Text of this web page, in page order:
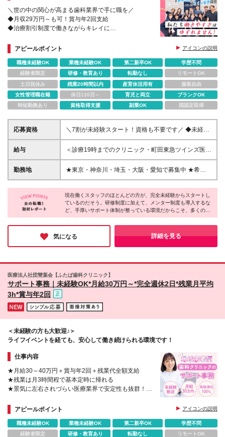
＼世の中の関心が高まる歯科業界で手に職を／
◆月収29万円～も可！賞与年2回支給
◆治療割引制度で働きながらキレイに
◆東京・神奈川・埼玉・大阪・愛知募集／駅チカ医院
多数♪
アピールポイント アイコンの説明
職種未経験OK 業種未経験OK 第二新卒OK
学歴不問
経験者限定
研修・教育あり 転勤なし
リモートOK
土日祝休み
残業20時間以内 産育休活用有
服装自由
女性管理職在籍
休日120日～ 育児と両立
ブランクOK
時短勤務あり
資格取得支援 副業OK 国認定取得
応募資格
＼7割が未経験スタート！資格も不要です／ ◆未経
験・ブランク・第二新卒歓迎！ ◆基本的なPC操作が
できる方（簡単な操作ができればOKです！） ◆学歴
心」と好評！ 経験者・ブランク明けの方ももちろん
大歓迎です◎ ＊＊契約期間について＊＊ ・契約更
契約期間であっても給与は同額、 各種保険にも加入
可能ですのでご安心ください。
給与
＜診療19時までのクリニック・町田東急ツインズ医院
＞ ■完全週休2日制 月給25万円～35万円（固定残業
代：20h分/32,400円～・精皆勤手当10,000円を含
む） ＜診療20時までのクリニック＞ ■完全週休2日制
月給27万5000円～35万円（固定残業代：30h
分/50,200円～・精皆勤手当10,000円を含む） ■週休3
分/40,000円～・精皆勤手当8,000円を含む） ☆診療
時間の詳細は、勤務地の項目よりご確認ください ＊
給与は経験・能力を考慮して決定 ＊ 試用期間3ヶ月、
業の有無にかかわらず支給。超過分は別途法定通り支
給 ※固定残業時間は固定残業代の算出根拠を示すもの
業時間は5時間程度です ＜手当も充実！＞ ◎土日出勤
手当 15,000円（規定あり）※土日両方ご出勤の固定
賞与：年2回 ＊ 初年度は入職時期や貢献度に応じて支
給 ＊ 昨年実績 2ヶ月／年 ■ 昇給：年1回（実績・医院
勤務地
★東京・神奈川・埼玉・大阪・愛知で募集中 ★希望
の勤務地に配属 ◆東京 ・アトレヴィ田端医院 ・アト
レヴィ巣鴨医院 ・上野マルイ医院（※） ・新宿アオ
キビル医院（※） ・イオン西新井医院 ・分倍河原
MINANO医院 ・中野マルイ医院（※） ・新宿駅東口
医院 （※） ・ヨドバシ吉祥寺医院 ・町田東急ツイン
ズ医院 ・八王子オクトーレ医院 ・綾瀬駅前歯科医院
・大井町トラックス医院（※） ◆神奈川 ・シャル鶴
院 ・イオンモール川口前川医院 ・大宮アルシェ医院
（※） ・かわぐちキャスティ駅前デンタルクリニッ
キューズモール医院 ※転居を伴う転勤はありません
なり、給与が異なります 町田東急ツインズ医院の
み、診療19時半までとなります
現在働くスタッフのほとんどの方が、完全未経験からスタートし
ているのだそう。研修制度に加えて、メンター制度も導入するな
ど、手厚いサポート体制が整っている環境だからこそ、多くの方
が安心して医療業界デビューを果たせているのだと感じました。
ネイル・髪色自由と、適度なオシャレを楽しめるのも魅力的なポ
イント♪また、業界内でも高水準な働きやすさも兼ね備えてお
り、将来を見据えて働きたい方には、ピッタリな環境です！
気になる 詳細を見る
医療法人社団雙葉会【ふたば歯科クリニック】
サポート事務｜未経験OK*月給30万円～*完全週休2日*残業月平均
3h*賞与年2回
＜未経験の方も大歓迎♪＞
ライフイベントを経ても、安心して働き続けられる環境です！
仕事内容
★月給30～40万円＋賞与年2回＋残業代全額支給
★残業は月3時間程で基本定時に帰れる
★景気に左右されづらい医療業界で安定性も抜群！
られる
アピールポイント アイコンの説明
職種未経験OK 業種未経験OK 第二新卒OK
学歴不問
経験者限定
研修・教育あり 転勤なし リモートOK